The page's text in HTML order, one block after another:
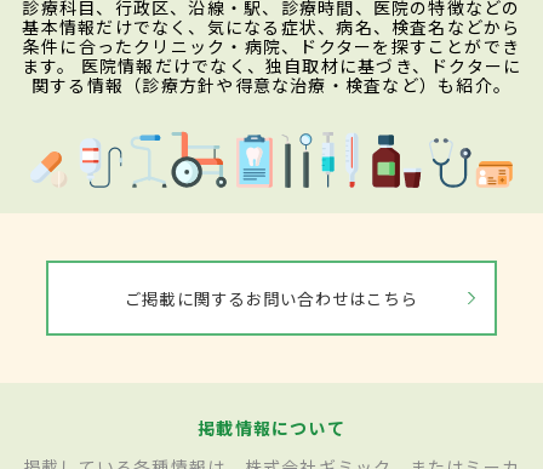
診療科目、行政区、沿線・駅、診療時間、医院の特徴などの
基本情報だけでなく、気になる症状、病名、検査名などから
条件に合ったクリニック・病院、ドクターを探すことができ
ます。 医院情報だけでなく、独自取材に基づき、ドクターに
関する情報（診療方針や得意な治療・検査など）も紹介。
ご掲載に関するお問い合わせはこちら
掲載情報について